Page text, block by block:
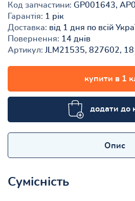
Код запчастини: GP001643,
Гарантія: 1 рік
Доставка: від 1 дня по всій
Повернення: 14 днів
Артикул: JLM21535, 827602,
купити в 1
додати до
Опис
Сумісність